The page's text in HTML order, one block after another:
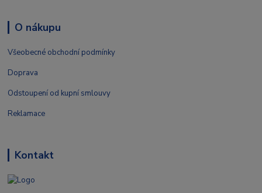
O nákupu
Všeobecné obchodní podmínky
Doprava
Odstoupení od kupní smlouvy
Reklamace
Kontakt